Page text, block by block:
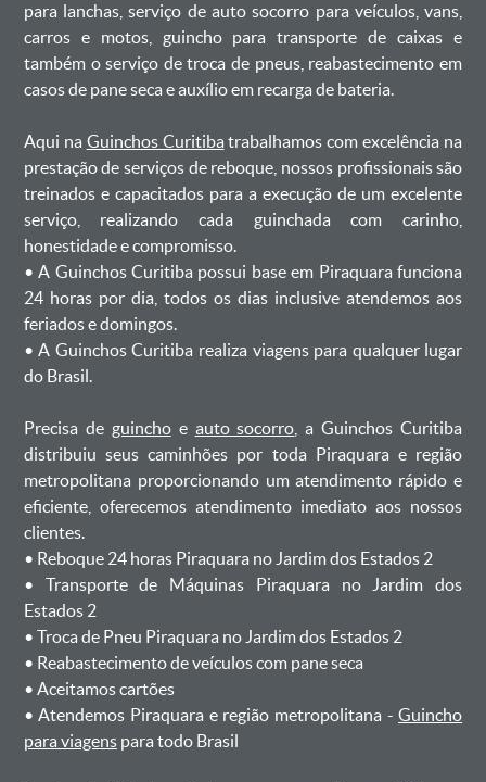
para lanchas, serviço de auto socorro para veículos, vans,
carros e motos, guincho para transporte de caixas e
também o serviço de troca de pneus, reabastecimento em
casos de pane seca e auxílio em recarga de bateria. ㅤㅤ
Aqui na Guinchos Curitiba trabalhamos com excelência na
prestação de serviços de reboque, nossos profissionais são
treinados e capacitados para a execução de um excelente
serviço, realizando cada guinchada com carinho,
honestidade e compromisso.
ㅤㅤ• A Guinchos Curitiba possui base em Piraquara funciona
24 horas por dia, todos os dias inclusive atendemos aos
feriados e domingos.
ㅤㅤ• A Guinchos Curitiba realiza viagens para qualquer lugar
do Brasil.
Precisa de guinchoe auto socorro , a Guinchos Curitiba
distribuiu seus caminhões por toda Piraquara e região
metropolitana proporcionando um atendimento rápido e
eficiente, oferecemos atendimento imediato aos nossos
clientes.
ㅤㅤ• Reboque 24 horas Piraquara no Jardim dos Estados 2
ㅤㅤ• Transporte de Máquinas Piraquara no Jardim dos
Estados 2
ㅤㅤ• Troca de Pneu Piraquara no Jardim dos Estados 2
ㅤㅤ• Reabastecimento de veículos com pane seca
ㅤㅤ• Aceitamos cartões
ㅤㅤ• Atendemos Piraquara e região metropolitana -Guincho
para viagenspara todo Brasil